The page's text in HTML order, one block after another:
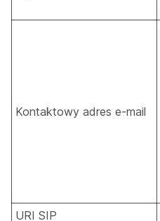
Kontaktowy adres e-mail
URI SIP